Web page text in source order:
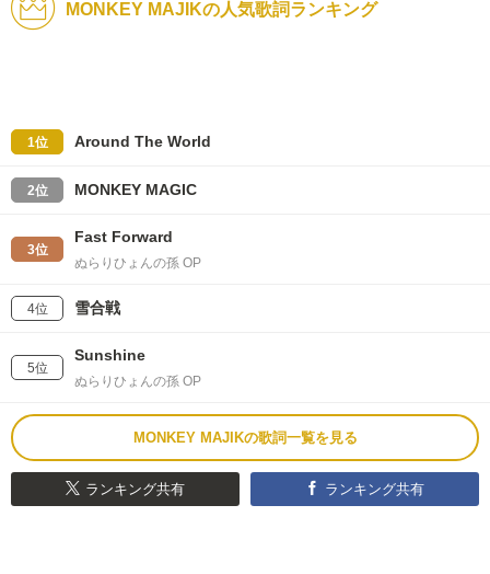
MONKEY MAJIKの人気歌詞ランキング
1位 Around The World
2位 MONKEY MAGIC
3位
Fast Forward
ぬらりひょんの孫 OP
4位 雪合戦
5位
Sunshine
ぬらりひょんの孫 OP
MONKEY MAJIKの歌詞一覧を見る
ランキング共有 ランキング共有